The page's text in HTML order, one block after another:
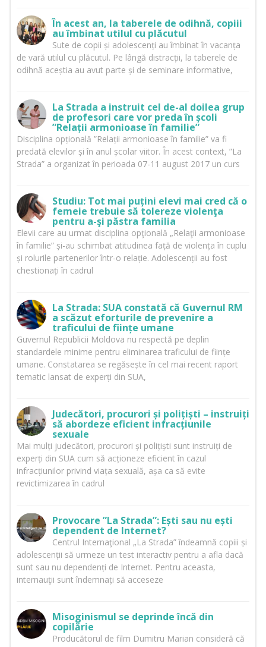
În acest an, la taberele de odihnă, copiii
au îmbinat utilul cu plăcutul
Sute de copii și adolescenți au îmbinat în vacanța
de vară utilul cu plăcutul. Pe lângă distracții, la taberele de
odihnă aceștia au avut parte și de seminare informative,
La Strada a instruit cel de-al doilea grup
de profesori care vor preda în școli
”Relații armonioase în familie”
Disciplina opțională ”Relații armonioase în familie” va fi
predată elevilor și în anul școlar viitor. În acest context, ”La
Strada” a organizat în perioada 07-11 august 2017 un curs
Studiu: Tot mai puțini elevi mai cred că o
femeie trebuie să tolereze violenţa
pentru a-şi păstra familia
Elevii care au urmat disciplina opţională „Relaţii armonioase
în familie” și-au schimbat atitudinea față de violența în cuplu
și rolurile partenerilor într-o relație. Adolescenții au fost
chestionați în cadrul
La Strada: SUA constată că Guvernul RM
a scăzut eforturile de prevenire a
traficului de ființe umane
Guvernul Republicii Moldova nu respectă pe deplin
standardele minime pentru eliminarea traficului de ființe
umane. Constatarea se regăsește în cel mai recent raport
tematic lansat de experți din SUA,
Judecători, procurori și polițiști – instruiți
să abordeze eficient infracțiunile
sexuale
Mai mulți judecători, procurori și polițiști sunt instruiți de
experți din SUA cum să acționeze eficient în cazul
infracțiunilor privind viața sexuală, așa ca să evite
revictimizarea în cadrul
Provocare ”La Strada”: Ești sau nu ești
dependent de Internet?
Centrul Internaţional „La Strada” îndeamnă copiii și
adolescenții să urmeze un test interactiv pentru a afla dacă
sunt sau nu dependenți de Internet. Pentru aceasta,
internauţii sunt îndemnați să acceseze
Misoginismul se deprinde încă din
copilărie
Producătorul de film Dumitru Marian consideră că